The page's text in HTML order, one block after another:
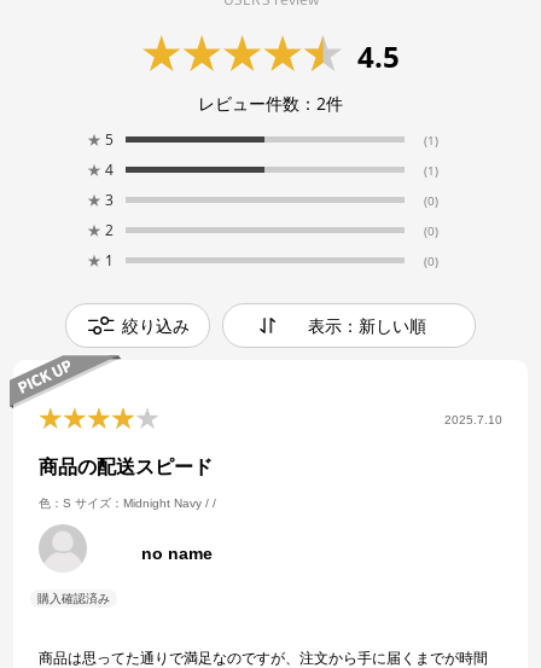
4.5
レビュー件数： 2件
★ 5 (1)
★ 4 (1)
★ 3 (0)
★ 2 (0)
★ 1 (0)
絞り込み 表示：新しい順
2025.7.10
商品の配送スピード
色：S サイズ：Midnight Navy / /
no name
商品は思ってた通りで満足なのですが、注文から手に届くまでが時間